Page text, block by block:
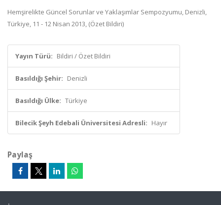
Hemşirelikte Güncel Sorunlar ve Yaklaşımlar Sempozyumu, Denizli,
Türkiye, 11 - 12 Nisan 2013, (Özet Bildiri)
Yayın Türü: Bildiri / Özet Bildiri
Basıldığı Şehir: Denizli
Basıldığı Ülke: Türkiye
Bilecik Şeyh Edebali Üniversitesi Adresli: Hayır
Paylaş